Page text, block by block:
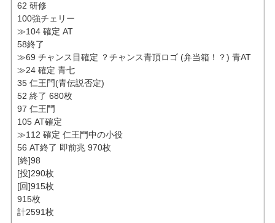
62 研修
100強チェリー
≫104 確定 AT
58終了
≫69 チャンス目確定 ？チャンス青頂ロゴ (弁当箱！？) 青AT
≫24 確定 青七
35 仁王門(青伝説否定)
52 終了 680枚
97 仁王門
105 AT確定
≫112 確定 仁王門中の小役
56 AT終了 即前兆 970枚
[終]98
[投]290枚
[回]915枚
915枚
計2591枚